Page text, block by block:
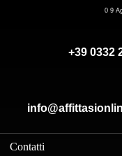
0 9
+39 0332
Contatti